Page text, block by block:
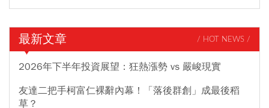
最新文章 / HOT NEWS /
2026年下半年投資展望：狂熱漲勢 vs 嚴峻現實
友達二把手柯富仁裸辭內幕！「落後群創」成最後稻
草？